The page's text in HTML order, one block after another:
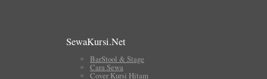
SewaKursi.Net
BarStool & Stage
Cara Sewa
Cover Kursi Hitam